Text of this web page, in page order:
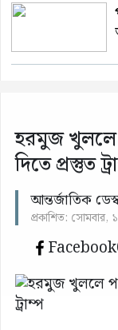
হরমুজ খুললে
দিতে প্রস্তুত
আন্তর্জাতিক
প্রকাশিত: সোমবার,
Facebook